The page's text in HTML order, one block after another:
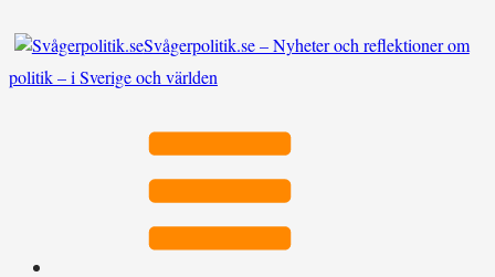
Svågerpolitik.se – Nyheter och reflektioner om
politik – i Sverige och världen